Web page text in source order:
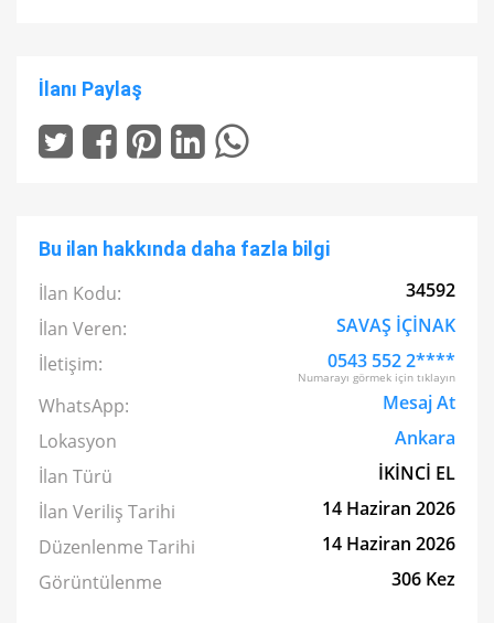
İlanı Paylaş
Bu ilan hakkında daha fazla bilgi
İlan Kodu:
34592
İlan Veren:
SAVAŞ İÇİNAK
İletişim:
0543 552 2****
Numarayı görmek için tıklayın
WhatsApp:
Mesaj At
Lokasyon
Ankara
İlan Türü
İKİNCİ EL
İlan Veriliş Tarihi
14 Haziran 2026
Düzenlenme Tarihi
14 Haziran 2026
Görüntülenme
306 Kez